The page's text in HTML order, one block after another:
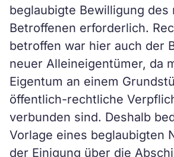
beglaubigte Bewilligung des
Betroffenen erforderlich.
betroffen war hier auch der
neuer Alleineigentümer, da
Eigentum an einem
öffentlich-rechtliche
verbunden sind. Deshalb
Vorlage eines beglaubigten
der Einigung über die